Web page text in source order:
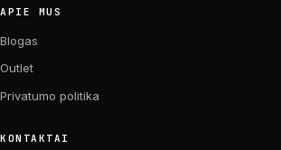
APIE MUS
Blogas
Outlet
Privatumo politika
KONTAKTAI